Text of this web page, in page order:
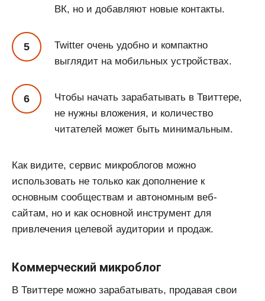
ВК, но и добавляют новые контакты.
Twitter очень удобно и компактно
выглядит на мобильных устройствах.
Чтобы начать зарабатывать в Твиттере,
не нужны вложения, и количество
читателей может быть минимальным.
Как видите, сервис микроблогов можно
использовать не только как дополнение к
основным сообществам и автономным веб-
сайтам, но и как основной инструмент для
привлечения целевой аудитории и продаж.
Коммерческий микроблог
В Твиттере можно зарабатывать, продавая свои